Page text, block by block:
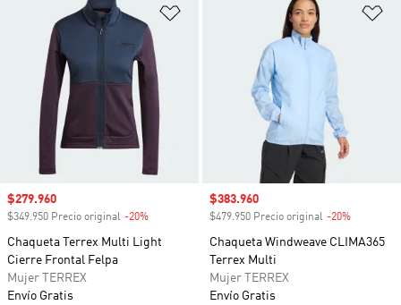
Añadir a la lista de deseos
Precio de venta
$279.960
$349.950 Precio original -20%
Chaqueta Terrex Multi Light
Cierre Frontal Felpa
Mujer TERREX
Envío Gratis
Precio de venta
$383.960
$479.950 Precio original -20%
Chaqueta Windweave CLIMA365
Terrex Multi
Mujer TERREX
Envío Gratis